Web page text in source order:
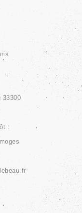
33300
: